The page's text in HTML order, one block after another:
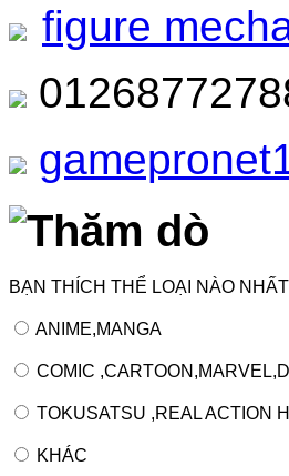
figure
Thăm dò
BẠN THÍCH THỂ LOẠI NÀO
ANIME,MANGA
COMIC
TOKUSATSU ,REAL ACTION
KHÁC